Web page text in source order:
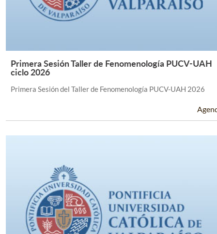
Leer Más +
Primera Sesión Taller de Fenomenología PUCV-UAH
ciclo 2026
Primera Sesión del Taller de Fenomenología PUCV-UAH 2026